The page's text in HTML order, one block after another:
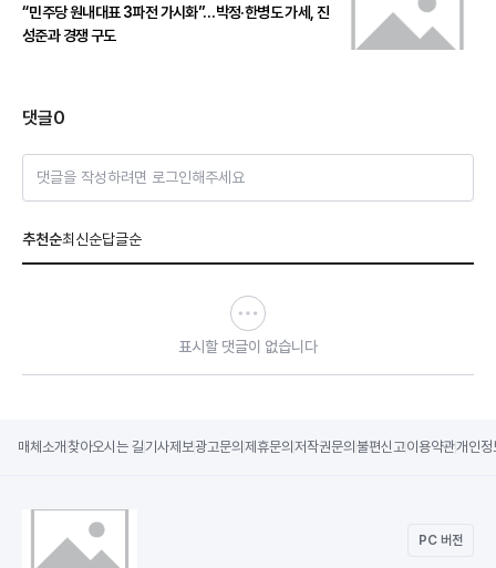
“민주당 원내대표 3파전 가시화”…박정·한병도 가세, 진
성준과 경쟁 구도
댓글0
댓글을 작성하려면 로그인해주세요
추천순최신순답글순
표시할 댓글이 없습니다
매체소개 찾아오시는 길기사제보광고문의 제휴문의 저작권문의 불편신고이용약관개인정
PC 버전